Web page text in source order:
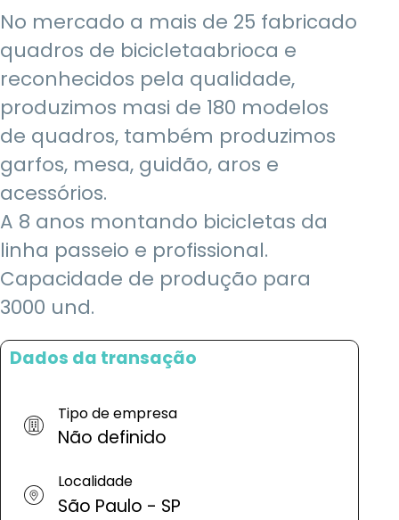
No mercado a mais de 25 fabricado
quadros de bicicletaabrioca e
reconhecidos pela qualidade,
produzimos masi de 180 modelos
de quadros, também produzimos
garfos, mesa, guidão, aros e
acessórios.
A 8 anos montando bicicletas da
linha passeio e profissional.
Capacidade de produção para
3000 und.
Dados da transação
Tipo de empresa
Não definido
Localidade
São Paulo - SP